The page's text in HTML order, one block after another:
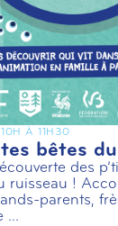
À 11H30
bêtes
des
ruisseau !
parents,
...